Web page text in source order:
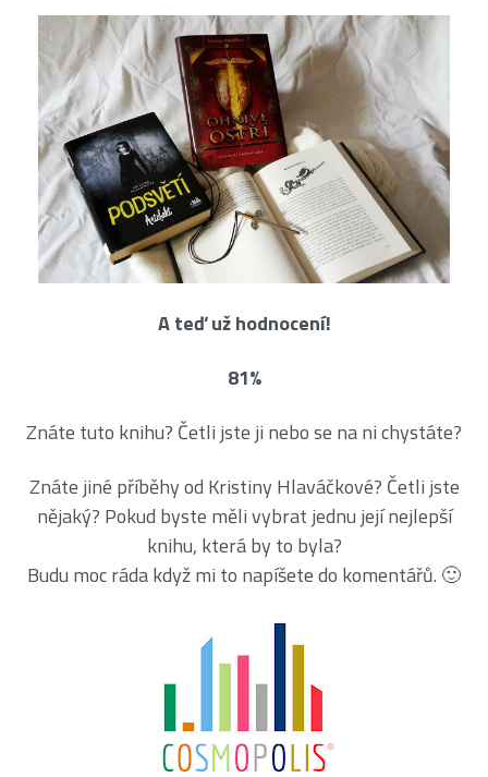
A teď už hodnocení!
81%
Znáte tuto knihu? Četli jste ji nebo se na ni chystáte?
Znáte jiné příběhy od Kristiny Hlaváčkové? Četli jste
nějaký? Pokud byste měli vybrat jednu její nejlepší
knihu, která by to byla?
Budu moc ráda když mi to napíšete do komentářů. 🙂